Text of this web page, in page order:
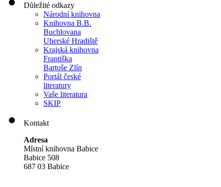
Důležité odkazy
Národní knihovna
Knihovna B.B.
Buchlovana
Uherské Hradiště
Krajská knihovna
Františka
Bartoše Zlín
Portál české
literatury
Vaše literatura
SKIP
Kontakt
Adresa
Místní knihovna Babice
Babice 508
687 03 Babice